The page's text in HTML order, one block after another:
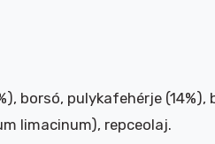
borsó, pulykafehérje
limacinum), repceolaj.